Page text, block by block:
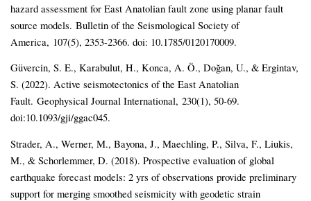
hazard assessment for East Anatolian fault zone using planar fault
source models. Bulletin of the Seismological Society of
America, 107(5), 2353-2366. doi: 10.1785/0120170009.
Güvercin, S. E., Karabulut, H., Konca, A. Ö., Doğan, U., & Ergintav,
S. (2022). Active seismotectonics of the East Anatolian
Fault. Geophysical Journal International, 230(1), 50-69.
doi:10.1093/gji/ggac045.
Strader, A., Werner, M., Bayona, J., Maechling, P., Silva, F., Liukis,
M., & Schorlemmer, D. (2018). Prospective evaluation of global
earthquake forecast models: 2 yrs of observations provide preliminary
support for merging smoothed seismicity with geodetic strain